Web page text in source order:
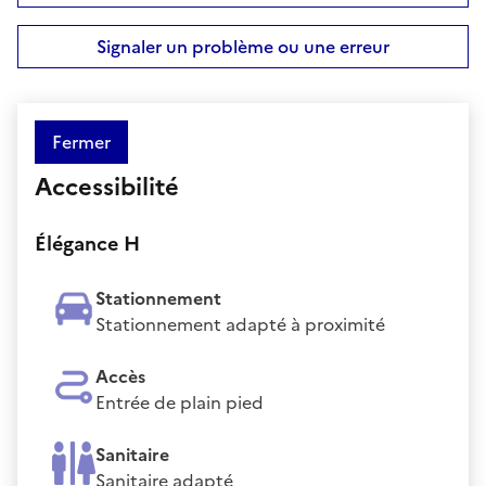
Signaler un problème ou une erreur
Fermer
Accessibilité
Élégance H
Stationnement
Stationnement adapté à proximité
Accès
Entrée de plain pied
Sanitaire
Sanitaire adapté